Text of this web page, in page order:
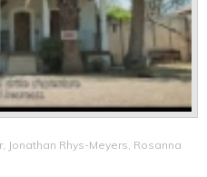
Jonathan Rhys-Meyers, Rosanna